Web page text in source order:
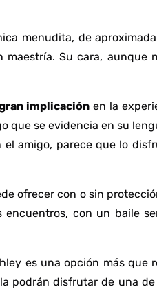
menudita, de
maestría. Su cara, aunque
implicación en la
que se evidencia en su
amigo, parece que lo
ofrecer con o sin
con un baile
es una opción más que
podrán disfrutar de una